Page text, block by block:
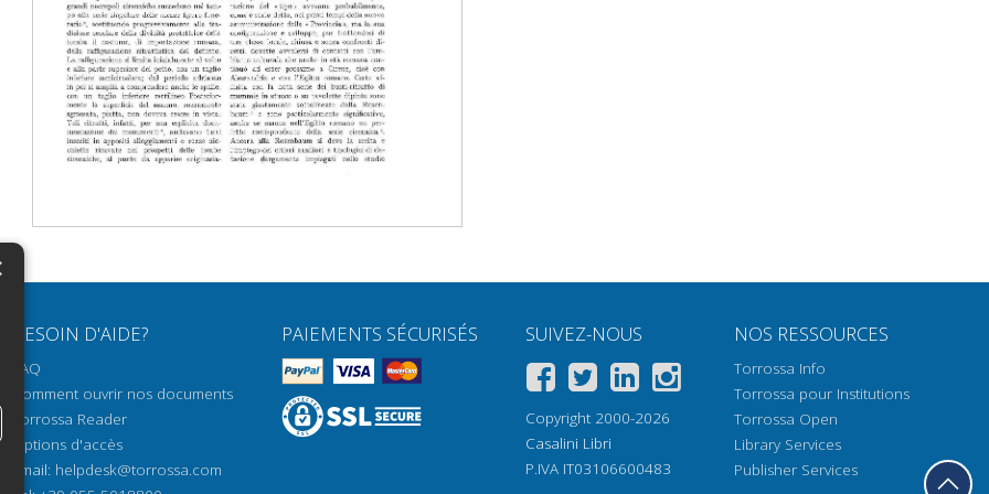
BESOIN D'AIDE?
FAQ
Comment ouvrir nos documents
Torrossa Reader
Options d'accès
Email: helpdesk@torrossa.com
PAIEMENTS SÉCURISÉS SUIVEZ-NOUS
Copyright 2000-2026
Casalini Libri
P.IVA IT03106600483
NOS RESSOURCES
Torrossa Info
Torrossa pour Institutions
Torrossa Open
Library Services
Publisher Services